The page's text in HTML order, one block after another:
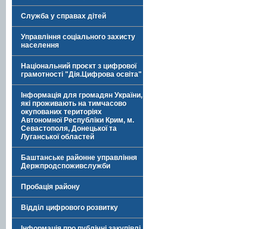
Служба у справах дітей
Управління соціального захисту
населення
Національний проєкт з цифрової
грамотності "Дія.Цифрова освіта"
Інформація для громадян України,
які проживають на тимчасово
окупованих територіях
Автономної Республіки Крим, м.
Севастополя, Донецької та
Луганської областей
Баштанське районне управління
Держпродспоживслужби
Пробація району
Відділ цифрового розвитку